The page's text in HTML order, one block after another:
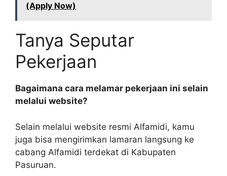
(Apply Now)
Tanya Seputar
Pekerjaan
Bagaimana cara melamar pekerjaan ini selain
melalui website?
Selain melalui website resmi Alfamidi, kamu
juga bisa mengirimkan lamaran langsung ke
cabang Alfamidi terdekat di Kabupaten
Pasuruan.